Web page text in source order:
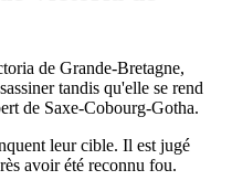
de Grande-Bretagne,
tandis qu'elle se rend
de Saxe-Cobourg-Gotha.
leur cible. Il est jugé
avoir été reconnu fou.